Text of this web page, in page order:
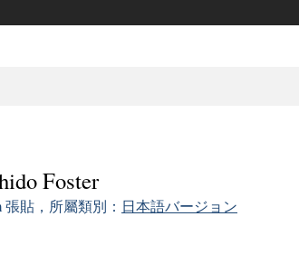
Foster
張貼，所屬類別： 日本語バージョン